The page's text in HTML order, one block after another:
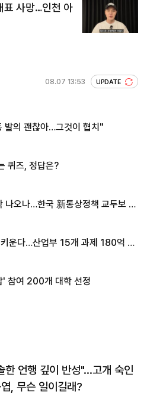
표 사망…인천 아
08.07 13:53 UPDATE
발의 괜찮아…그것이 협치"
퀴즈, 정답은?
나오나…한국 新통상정책 교두보 활
운다…산업부 15개 과제 180억 지
' 참여 200개 대학 선정
한 언행 깊이 반성"…고개 숙인
, 무슨 일이길래?